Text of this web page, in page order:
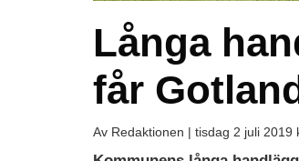
Långa
får
Av Redaktionen | tisdag 2 juli 2019